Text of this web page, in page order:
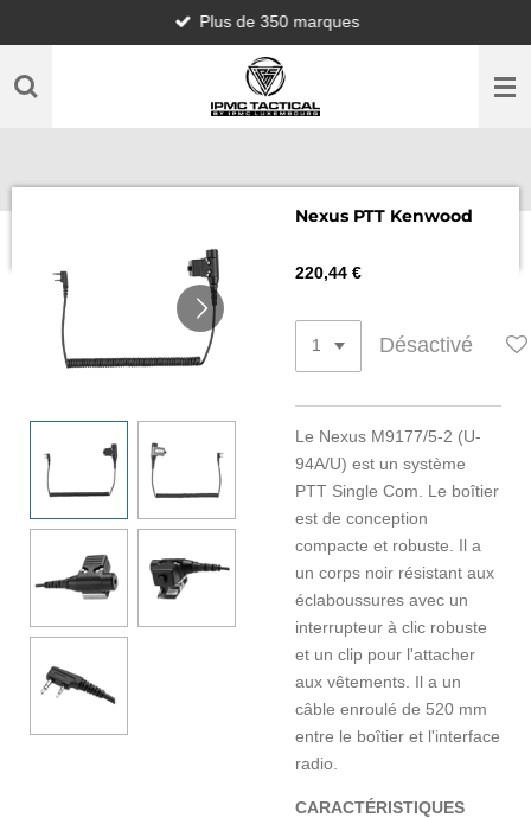
au
contenu
Plus de 350 marques
Nexus PTT Kenwood
220,44 €
Désactivé
Le Nexus M9177/5-2 (U-
94A/U) est un système
PTT Single Com. Le boîtier
est de conception
compacte et robuste. Il a
un corps noir résistant aux
éclaboussures avec un
interrupteur à clic robuste
et un clip pour l'attacher
aux vêtements. Il a un
câble enroulé de 520 mm
entre le boîtier et l'interface
radio.
CARACTÉRISTIQUES